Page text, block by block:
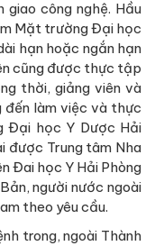
công nghệ. Hầu
Mặt trường Đại học
hạn hoặc ngắn hạn
cũng được thực tập
thời, giảng viên và
đến làm việc và thực
Đại học Y Dược Hải
được Trung tâm Nha
Đai học Y Hải Phòng
người nước ngoài
theo yêu cầu.
trong, ngoài Thành